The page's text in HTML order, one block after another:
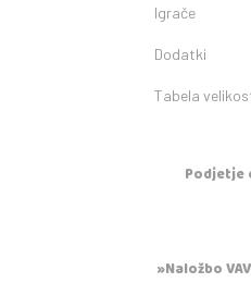
Igrače
Dodatki
Tabela
Podjetje
»Naložbo